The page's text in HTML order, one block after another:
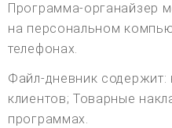
Программа-органайзер
на персональном
телефонах.
Файл-дневник содержит:
клиентов; Товарные
программах.